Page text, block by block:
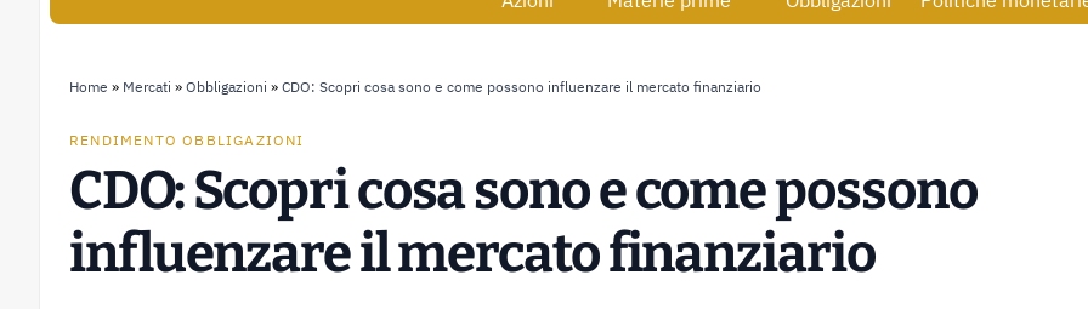
Home » Mercati » Obbligazioni » CDO: Scopri cosa sono e come possono influenzare il mercato finanziario
RENDIMENTO OBBLIGAZIONI
CDO: Scopri cosa sono e come possono
influenzare il mercato finanziario